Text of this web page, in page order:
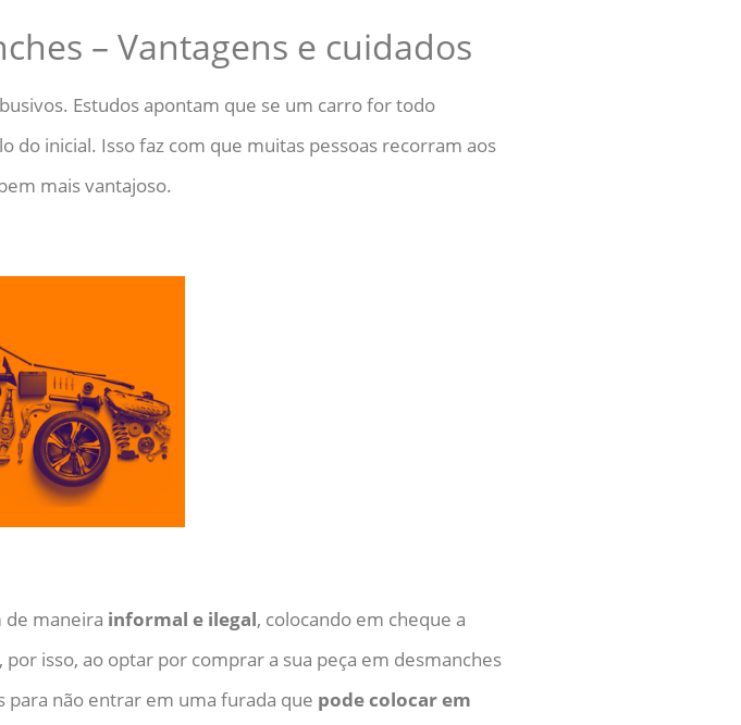
– Vantagens e cuidados
Estudos apontam que se um carro for todo
do inicial. Isso faz com que muitas pessoas recorram aos
mais vantajoso.
de maneira informal e ilegal, colocando em cheque a
isso, ao optar por comprar a sua peça em desmanches
para não entrar em uma furada que pode colocar em